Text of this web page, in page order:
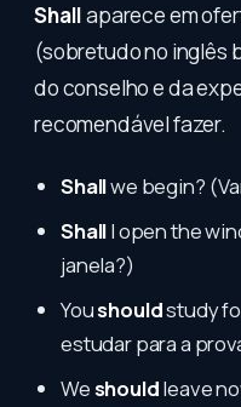
Shallaparece em
(sobretudo no inglês
do conselho e da
recomendável fazer.
Shallwe begin?
ShallI open the
janela?)
Youshouldstudy
estudar para a
Weshouldleave